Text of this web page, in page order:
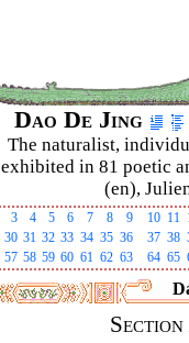
Dao De Jing
The naturalist,
exhibited in 81 poetic
(en),
3 4 5 6 7 8 9 10 11
30 31 32 33 34 35 36 37 38
57 58 59 60 61 62 63 64 65
Section